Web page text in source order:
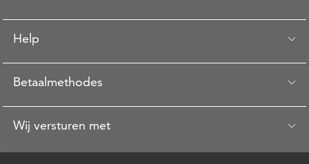
Help
Betaalmethodes
Wij versturen met